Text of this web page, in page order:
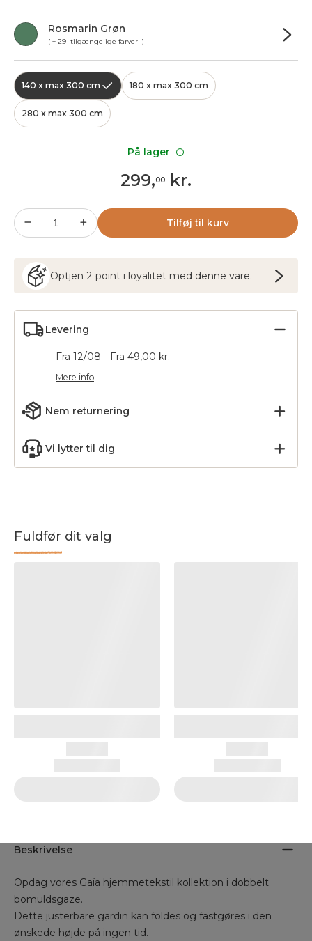
Rosmarin Grøn
( + 29 tilgængelige farver )
140 x max 300 cm 180 x max 300 cm
280 x max 300 cm
299,00 kr.
Tilføj til kurv
Optjen 2 point i loyalitet med denne vare.
Levering
Fra 12/08 - Fra 49,00 kr.
Mere info
Nem returnering
Vi lytter til dig
Fuldfør dit valg
Beskrivelse
Opdag vores Gaïa hjemmetekstil kollektion i dobbelt
bomuldsgaze.
Dette justerbare gardin kan foldes og fastgøres i den
ønskede højde på ingen tid.